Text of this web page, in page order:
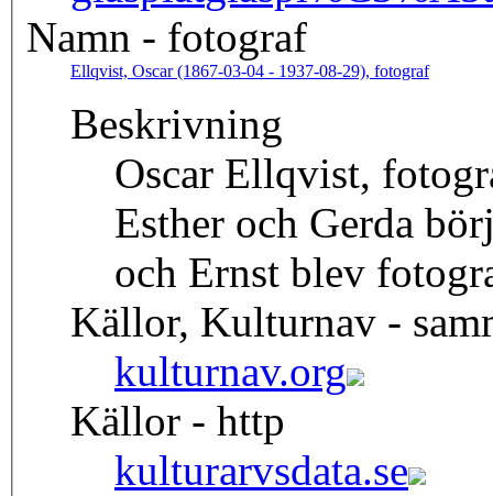
Namn - fotograf
Ellqvist, Oscar (1867-03-04 - 1937-08-29), fotograf
Beskrivning
Oscar Ellqvist,
Esther och Gerda
och Ernst blev
Källor, Kulturnav -
kulturnav.org
Källor - http
kulturarvsdata.se